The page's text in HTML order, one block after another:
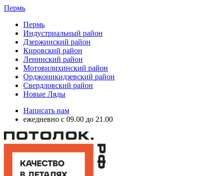
Пермь
Пермь
Индустриальный район
Дзержинский район
Кировский район
Ленинский район
Мотовилихинский район
Орджоникидзевский район
Свердловский район
Новые Ляды
Написать нам
ежедневно с 09.00 до 21.00